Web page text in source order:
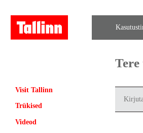
Visit Tallinn
Trükised
Videod